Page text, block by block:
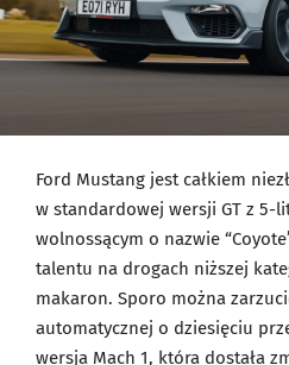
Ford Mustang jest całkiem
w standardowej wersji GT z 5-
wolnossącym o nazwie
talentu na drogach niższej
makaron. Sporo można
automatycznej o dziesięciu
wersja Mach 1, która dostała